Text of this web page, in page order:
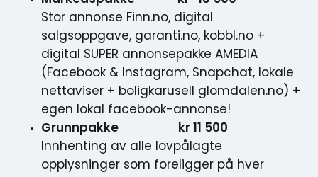
Stor annonse Finn.no, digital
salgsoppgave, garanti.no, kobbl.no +
digital SUPER annonsepakke AMEDIA
(Facebook & Instagram, Snapchat, lokale
nettaviser + boligkarusell glomdalen.no) +
egen lokal facebook-annonse!
Grunnpakke kr 11 500
Innhenting av alle lovpålagte
opplysninger som foreligger på hver